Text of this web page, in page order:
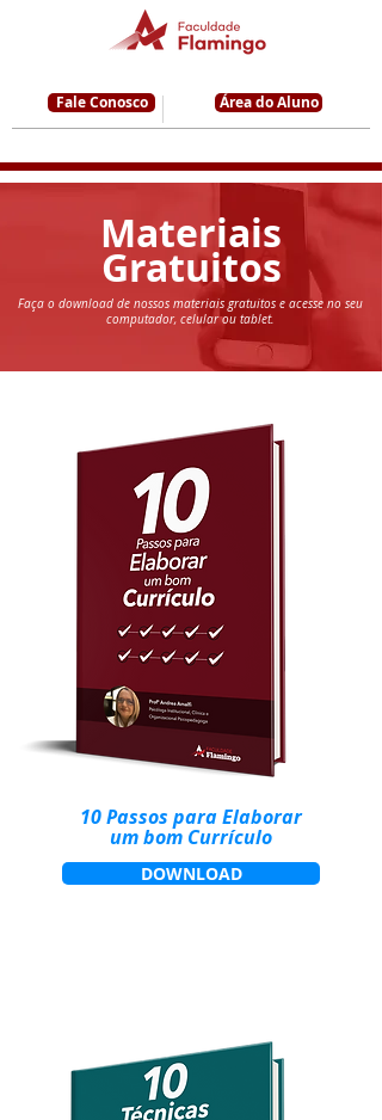
Fale Conosco Área do Aluno
Materiais
Gratuitos
Faça o download de nossos materiais gratuitos e acesse no seu
computador, celular ou tablet.
10 Passos para Elaborar
umbom Currículo
DOWNLOAD